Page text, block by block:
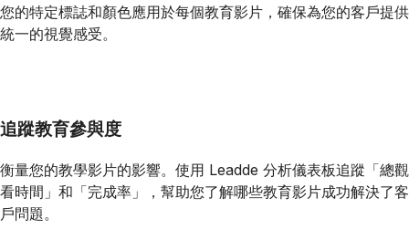
您的特定標誌和顏色應用於每個教育影片，確保為您的客戶提供
統一的視覺感受。
追蹤教育參與度
衡量您的教學影片的影響。使用 Leadde 分析儀表板追蹤「總觀
看時間」和「完成率」，幫助您了解哪些教育影片成功解決了客
戶問題。